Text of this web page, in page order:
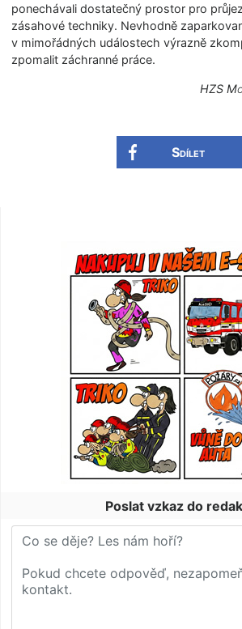
ponechávali dostatečný prostor pro
zásahové techniky. Nevhodně
v mimořádných událostech výrazně
zpomalit záchranné práce.
HZS
Sdílet
Poslat vzkaz do